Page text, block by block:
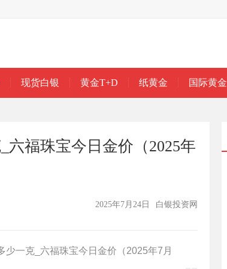
现货白银 黄金T+D 纸黄金 国际黄金
六福珠宝今日金价（2025年
白银投资网
2025年7月24日
一克_六福珠宝今日金价（2025年7月